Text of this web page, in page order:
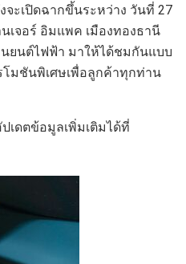
จะเปิดฉากขึ้นระหว่าง วันที่ 27
เจอร์ อิมแพค เมืองทองธานี
นยนต์ไฟฟ้า มาให้ได้ชมกันแบบ
โมชันพิเศษเพื่อลูกค้าทุกท่าน
เดตข้อมูลเพิ่มเติมได้ที่